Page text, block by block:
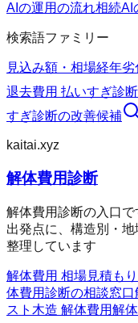
AIの運用の流れ相続AI
検索語ファミリー
見込み額・相場経年劣
退去費用 払いすぎ診断
すぎ診断の改善候補
kaitai.xyz
解体費用診断
解体費用診断の入口
出発点に、構造別・
整理しています
解体費用 相場見積も
体費用診断の相談窓口
スト 木造 解体費用解